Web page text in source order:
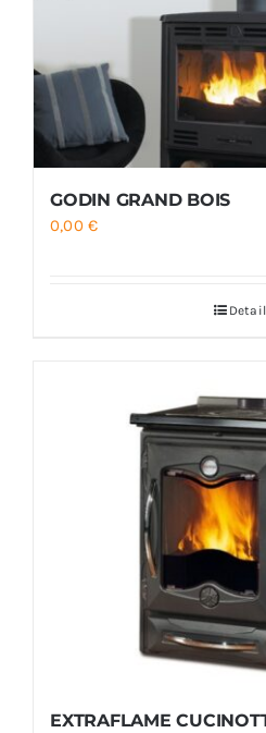
GODIN GRAND BOIS
0,00€
EXTRAFLAME